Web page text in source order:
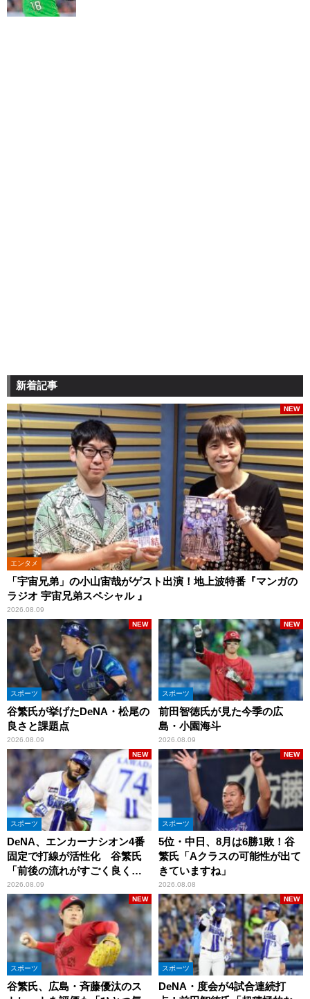
新着記事
エンタメ
「宇宙兄弟」の小山宙哉がゲスト出演！地上波特番『マンガの
ラジオ 宇宙兄弟スペシャル 』
2026.08.09
NEW
スポーツ
谷繁氏が挙げたDeNA・松尾の
良さと課題点
2026.08.09
NEW
スポーツ
前田智徳氏が見た今季の広
島・小園海斗
2026.08.09
NEW
スポーツ
DeNA、エンカーナシオン4番
固定で打線が活性化 谷繁氏
「前後の流れがすごく良くな
りましたね」
2026.08.09
NEW
スポーツ
5位・中日、8月は6勝1敗！谷
繁氏「Aクラスの可能性が出て
きていますね」
2026.08.08
NEW
スポーツ
谷繁氏、広島・斉藤優汰のス
NEW
スポーツ
DeNA・度会が4試合連続打
NEW